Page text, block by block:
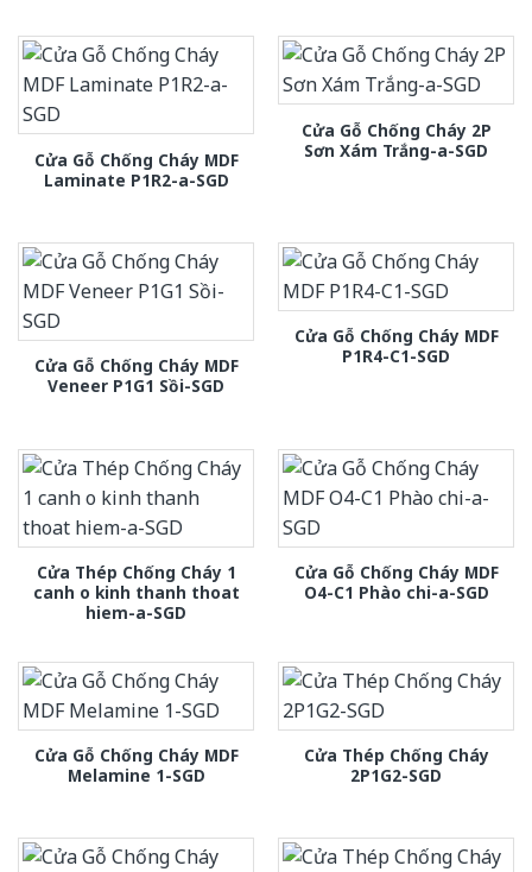
Cửa Gỗ Chống Cháy MDF
Laminate P1R2-a-SGD
Cửa Gỗ Chống Cháy 2P
Sơn Xám Trắng-a-SGD
Cửa Gỗ Chống Cháy MDF
Veneer P1G1 Sồi-SGD
Cửa Gỗ Chống Cháy MDF
P1R4-C1-SGD
Cửa Thép Chống Cháy 1
canh o kinh thanh thoat
hiem-a-SGD
Cửa Gỗ Chống Cháy MDF
O4-C1 Phào chi-a-SGD
Cửa Gỗ Chống Cháy MDF
Melamine 1-SGD
Cửa Thép Chống Cháy
2P1G2-SGD